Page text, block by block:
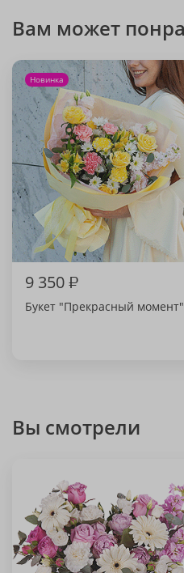
Вам может
Новинка
9 350₽
Букет "Прекрасный момент"
Вы смотрели